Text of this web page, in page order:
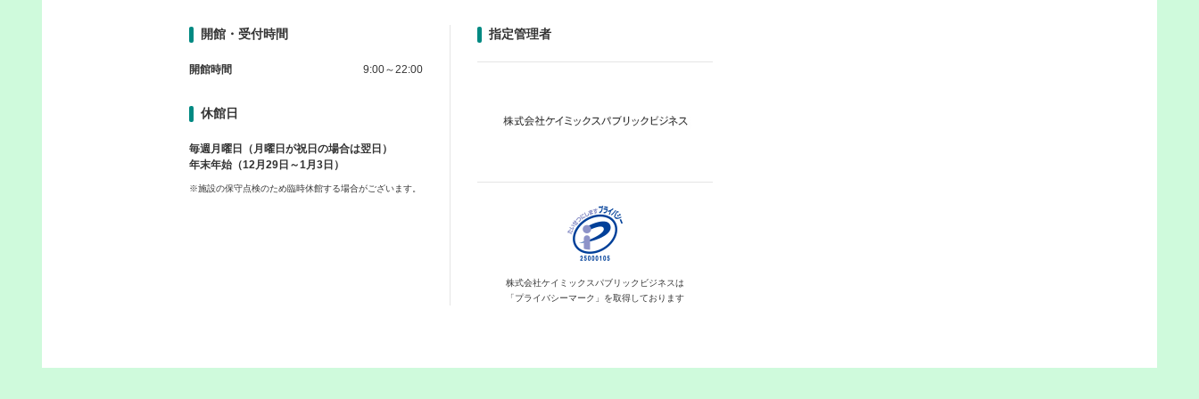
開館・受付時間
開館時間 9:00～22:00
休館日
毎週月曜日（月曜日が祝日の場合は翌日）
年末年始（12月29日～1月3日）
※施設の保守点検のため臨時休館する場合がございます。
指定管理者
株式会社ケイミックス パブリックビジネスは
「プライバシーマーク」を取得しております